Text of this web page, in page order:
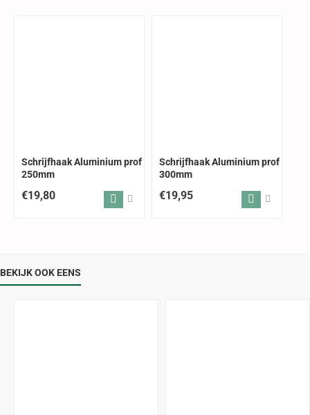
Schrijfhaak Aluminium prof
250mm
€19,80
Schrijfhaak Aluminium prof
300mm
€19,95
BEKIJK OOK EENS